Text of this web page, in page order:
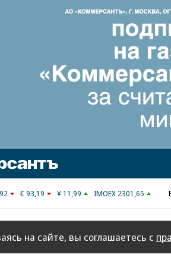
€ 93,19 ¥ 11,99 IMOEX 2301,65
на сайте, вы соглашаетесь с